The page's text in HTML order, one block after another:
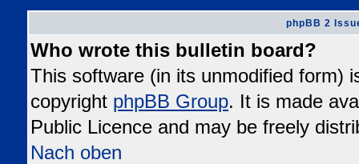
phpBB 2
Who wrote this bulletin board?
This software (in its unmodified form)
copyright phpBB Group. It is made
Public Licence and may be freely
Nach oben